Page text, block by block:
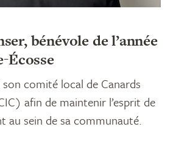
bénévole de l’année
Écosse
comité local de Canards
afin de maintenir l’esprit de
au sein de sa communauté.